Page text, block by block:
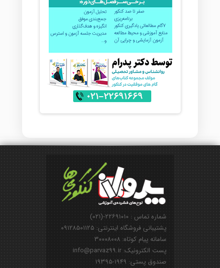
شماره تماس : ۲۲۶۹۱۰۱۰-(۰۲۱)
پشتیبانی فروشگاه اینترنتی: ۰۹۱۲۸۵۰۱۱۲۵
سامانه پیام کوتاه: ۳۰۰۰۸۰۰۸
پست الکترونیک: info@parvaz99.ir
صندوق پستی: ۱۹۴۹-۱۹۳۹۵